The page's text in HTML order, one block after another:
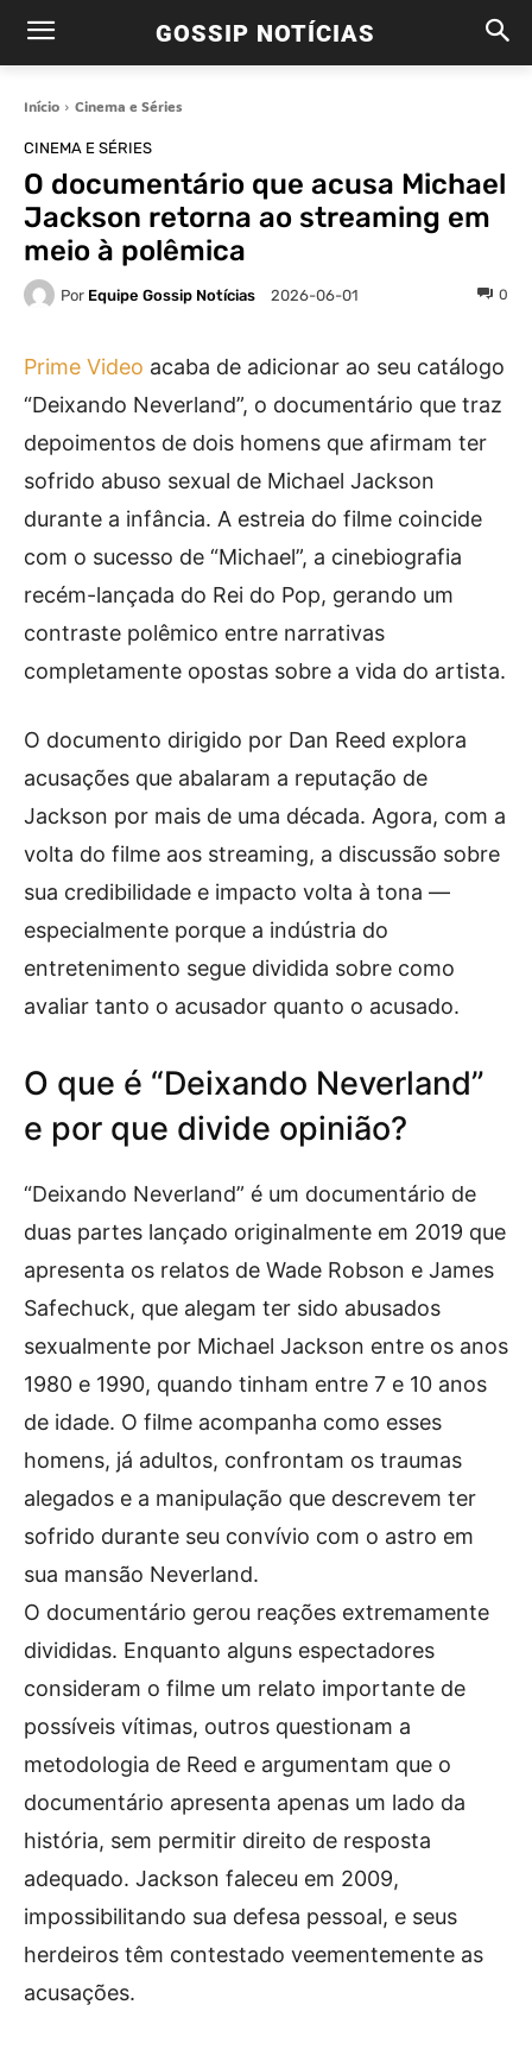
GOSSIP NOTÍCIAS
Início Cinema e Séries
CINEMA E SÉRIES
O documentário que acusa Michael
Jackson retorna ao streaming em
meio à polêmica
Por Equipe Gossip Notícias 2026-06-01 0
Prime Video acaba de adicionar ao seu catálogo
“Deixando Neverland”, o documentário que traz
depoimentos de dois homens que afirmam ter
sofrido abuso sexual de Michael Jackson
durante a infância. A estreia do filme coincide
com o sucesso de “Michael”, a cinebiografia
recém-lançada do Rei do Pop, gerando um
contraste polêmico entre narrativas
completamente opostas sobre a vida do artista.
O documento dirigido por Dan Reed explora
acusações que abalaram a reputação de
Jackson por mais de uma década. Agora, com a
volta do filme aos streaming, a discussão sobre
sua credibilidade e impacto volta à tona —
especialmente porque a indústria do
entretenimento segue dividida sobre como
avaliar tanto o acusador quanto o acusado.
O que é “Deixando Neverland”
e por que divide opinião?
“Deixando Neverland” é um documentário de
duas partes lançado originalmente em 2019 que
apresenta os relatos de Wade Robson e James
Safechuck, que alegam ter sido abusados
sexualmente por Michael Jackson entre os anos
1980 e 1990, quando tinham entre 7 e 10 anos
de idade. O filme acompanha como esses
homens, já adultos, confrontam os traumas
alegados e a manipulação que descrevem ter
sofrido durante seu convívio com o astro em
sua mansão Neverland.
O documentário gerou reações extremamente
divididas. Enquanto alguns espectadores
consideram o filme um relato importante de
possíveis vítimas, outros questionam a
metodologia de Reed e argumentam que o
documentário apresenta apenas um lado da
história, sem permitir direito de resposta
adequado. Jackson faleceu em 2009,
impossibilitando sua defesa pessoal, e seus
herdeiros têm contestado veementemente as
acusações.